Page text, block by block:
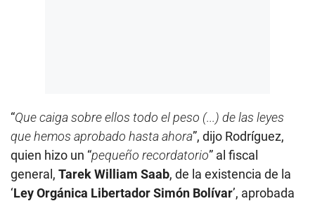
“Que caiga sobre ellos todo el peso (...) de las leyes
que hemos aprobado hasta ahora”, dijo Rodríguez,
quien hizo un “pequeño recordatorio” al fiscal
general, Tarek William Saab, de la existencia de la
‘Ley Orgánica Libertador Simón Bolívar’, aprobada